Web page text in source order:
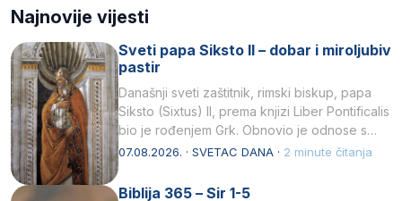
Najnovije vijesti
Sveti papa Siksto II – dobar i miroljubiv
pastir
Današnji sveti zaštitnik, rimski biskup, papa
Siksto (Sixtus) II, prema knjizi Liber Pontificalis
bio je rođenjem Grk. Obnovio je odnose s
afričkim…
07.08.2026. · SVETAC DANA · 2 minute čitanja
Biblija 365 – Sir 1-5